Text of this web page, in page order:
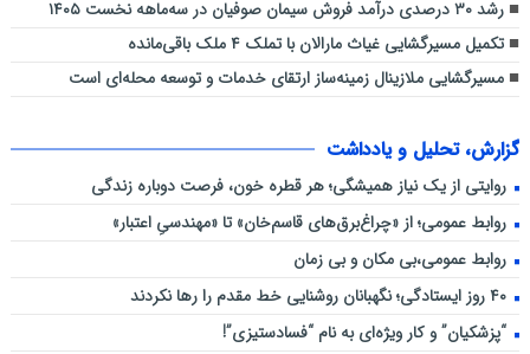
رشد ۳۰ درصدی درآمد فروش سیمان صوفیان در سه‌ماهه نخست ۱۴۰۵
تکمیل مسیرگشایی غیاث مارالان با تملک ۴ ملک باقی‌مانده
مسیرگشایی ملازینال زمینه‌ساز ارتقای خدمات و توسعه محله‌ای است
گزارش، تحلیل و یادداشت
روایتی از یک نیاز همیشگی؛ هر قطره خون، فرصت دوباره زندگی
روابط عمومی؛ از «چراغ‌برق‌های قاسم‌خان» تا «مهندسیِ اعتبار»
روابط عمومی،بی مکان و بی زمان
۴۰ روز ایستادگی؛ نگهبانان روشنایی خط مقدم را رها نکردند
“پزشکیان” و کار ویژه‌ای به نام “فسادستیزی”!